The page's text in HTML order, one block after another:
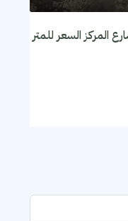
المركز السعر للمتر